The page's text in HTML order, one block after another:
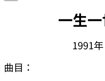
一生
1991
曲目：